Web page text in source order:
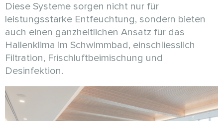
Diese Systeme sorgen nicht nur für
leistungsstarke Entfeuchtung, sondern bieten
auch einen ganzheitlichen Ansatz für das
Hallenklima im Schwimmbad, einschliesslich
Filtration, Frischluftbeimischung und
Desinfektion.